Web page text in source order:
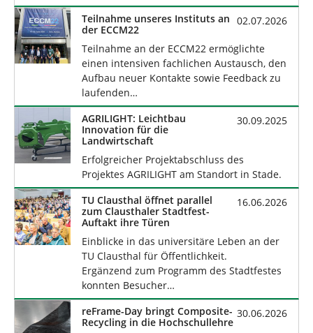
02.07.2026
Teilnahme unseres Instituts an
der ECCM22
Teilnahme an der ECCM22 ermöglichte
einen intensiven fachlichen Austausch, den
Aufbau neuer Kontakte sowie Feedback zu
laufenden…
30.09.2025
AGRILIGHT: Leichtbau
Innovation für die
Landwirtschaft
Erfolgreicher Projektabschluss des
Projektes AGRILIGHT am Standort in Stade.
16.06.2026
TU Clausthal öffnet parallel
zum Clausthaler Stadtfest-
Auftakt ihre Türen
Einblicke in das universitäre Leben an der
TU Clausthal für Öffentlichkeit.
Ergänzend zum Programm des Stadtfestes
konnten Besucher…
30.06.2026
reFrame-Day bringt Composite-
Recycling in die Hochschullehre